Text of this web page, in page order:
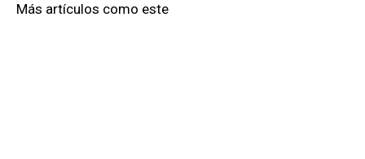
Más artículos como este